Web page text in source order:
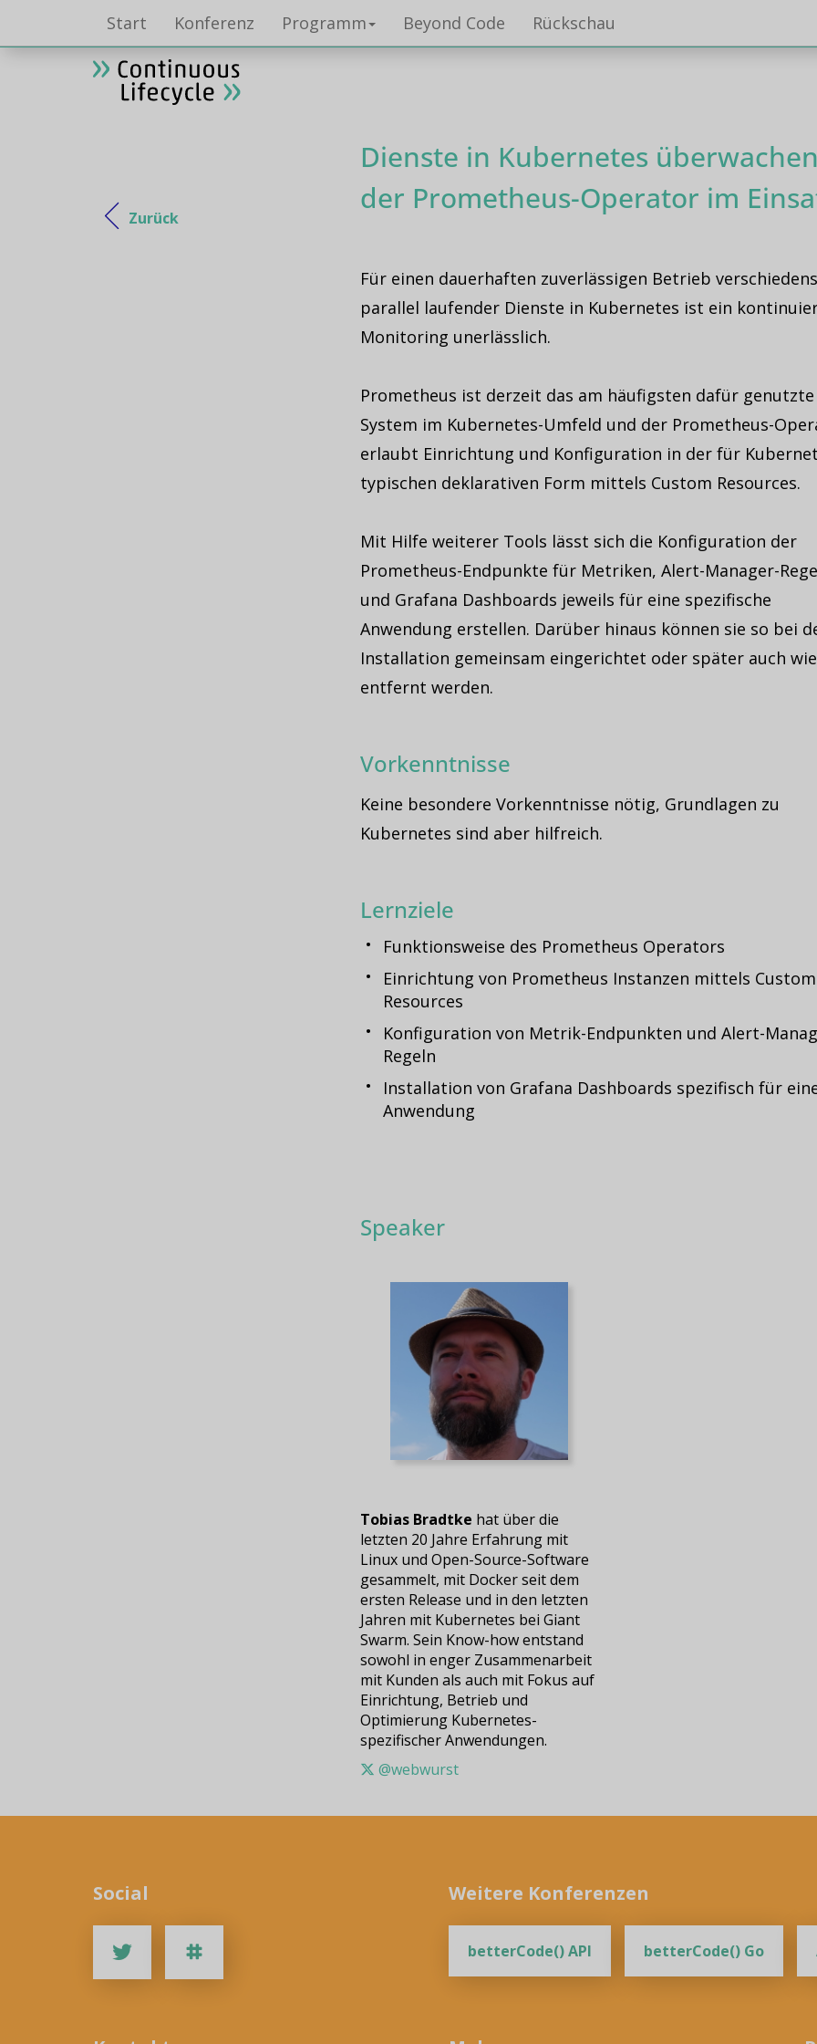
Start Konferenz Programm Beyond Code Rückschau
Zurück
Dienste in Kubernetes
der Prometheus-Operator im
Für einen dauerhaften zuverlässigen Betrieb
parallel laufender Dienste in Kubernetes ist ein
Monitoring unerlässlich.
Prometheus ist derzeit das am häufigsten dafür genutzte
System im Kubernetes-Umfeld und der Prometheus-
erlaubt Einrichtung und Konfiguration in der für
typischen deklarativen Form mittels Custom Resources.
Mit Hilfe weiterer Tools lässt sich die Konfiguration der
Prometheus-Endpunkte für Metriken, Alert-Manager-
und Grafana Dashboards jeweils für eine spezifische
Anwendung erstellen. Darüber hinaus können sie so bei
Installation gemeinsam eingerichtet oder später auch
entfernt werden.
Vorkenntnisse
Keine besondere Vorkenntnisse nötig, Grundlagen zu
Kubernetes sind aber hilfreich.
Lernziele
Funktionsweise des Prometheus Operators
Einrichtung von Prometheus Instanzen mittels Custom
Resources
Konfiguration von Metrik-Endpunkten und Alert-
Regeln
Installation von Grafana Dashboards spezifisch für
Anwendung
Speaker
Tobias Bradtke hat über die
letzten 20 Jahre Erfahrung mit
Linux und Open-Source-Software
gesammelt, mit Docker seit dem
ersten Release und in den letzten
Jahren mit Kubernetes bei Giant
Swarm. Sein Know-how entstand
sowohl in enger Zusammenarbeit
mit Kunden als auch mit Fokus auf
Einrichtung, Betrieb und
Optimierung Kubernetes-
spezifischer Anwendungen.
@webwurst
Social Weitere Konferenzen
betterCode() API betterCode() Go